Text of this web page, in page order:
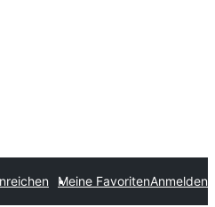
Meine FavoritenAnmelden